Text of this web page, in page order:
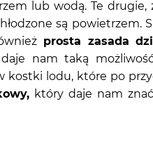
lub wodą. Te drugie,
są powietrzem.
prosta zasada
nam taką
kostki lodu, które po
,który daje nam